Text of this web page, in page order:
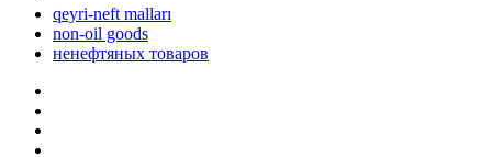
qeyri-neft malları
non-oil goods
ненефтяных товаров